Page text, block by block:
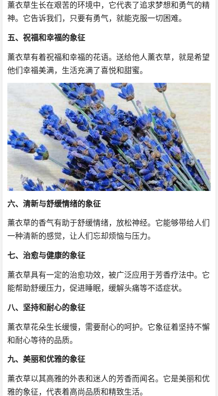
薰衣草生长在艰苦的环境中，它代表了追求梦想和勇气的精
神。它告诉我们，只要有勇气，就能克服一切困难。
五、祝福和幸福的象征
薰衣草有着祝福和幸福的花语。送给他人薰衣草，就是希望
他们幸福美满，生活充满了喜悦和甜蜜。
六、清新与舒缓情绪的象征
薰衣草的香气有助于舒缓情绪，放松神经。它能够带给人们
一种清新的感觉，让人们忘却烦恼与压力。
七、治愈与健康的象征
薰衣草具有一定的治愈功效，被广泛应用于芳香疗法中。它
能帮助舒缓压力，促进睡眠，缓解头痛等不适症状。
八、坚持和耐心的象征
薰衣草花朵生长缓慢，需要耐心的呵护。它象征着坚持不懈
和耐心等待的品质。
九、美丽和优雅的象征
薰衣草以其高雅的外表和迷人的芳香而闻名。它是美丽和优
雅的象征，代表着高尚品质和精致生活。